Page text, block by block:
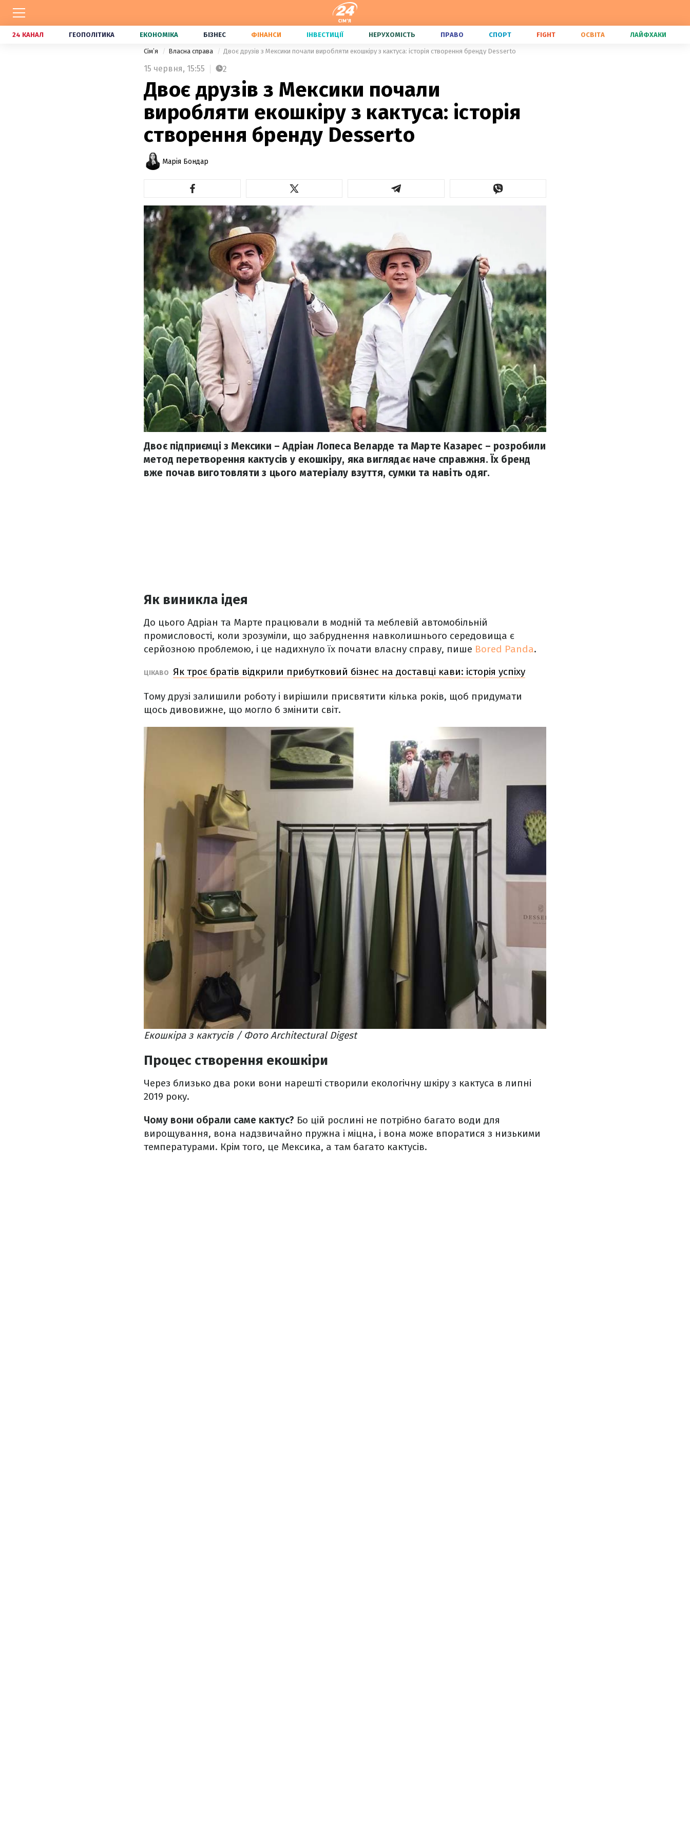
24 КАНАЛ ГЕОПОЛІТИКА ЕКОНОМІКА БІЗНЕС ФІНАНСИ ІНВЕСТИЦІЇ НЕРУХОМІСТЬ ПРАВО СПОРТ FIGHT ОСВІТА ЛАЙФХАКИ
Сімʼя Власна справа Двоє друзів з Мексики почали виробляти екошкіру з кактуса: історія створення бренду Desserto
15 червня, 15:55 2
Двоє друзів з Мексики почали
виробляти екошкіру з кактуса: історія
створення бренду Desserto
Марія Бондар
Двоє підприємці з Mексики – Адріан Лопеса Веларде та Марте Казарес – розробили
метод перетворення кактусів у екошкіру, яка виглядає наче справжня. Їх бренд
вже почав виготовляти з цього матеріалу взуття, сумки та навіть одяг.
Як виникла ідея
До цього Адріан та Марте працювали в модній та меблевій автомобільній
промисловості, коли зрозуміли, що забруднення навколишнього середовища є
серйозною проблемою, і це надихнуло їх почати власну справу, пише Bored Panda.
ЦІКАВО Як троє братів відкрили прибутковий бізнес на доставці кави: історія успіху
Тому друзі залишили роботу і вирішили присвятити кілька років, щоб придумати
щось дивовижне, що могло б змінити світ.
Екошкіра з кактусів / Фото Architectural Digest
Процес створення екошкіри
Через близько два роки вони нарешті створили екологічну шкіру з кактуса в липні
2019 року.
Чому вони обрали саме кактус? Бо цій рослині не потрібно багато води для
вирощування, вона надзвичайно пружна і міцна, і вона може впоратися з низькими
температурами. Крім того, це Mексика, а там багато кактусів.